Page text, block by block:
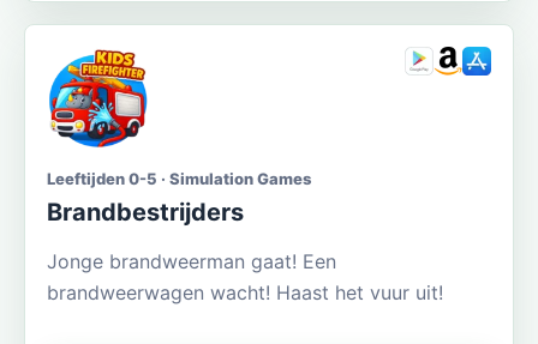
Leeftijden 0-5 · Simulation Games
Brandbestrijders
Jonge brandweerman gaat! Een
brandweerwagen wacht! Haast het vuur uit!